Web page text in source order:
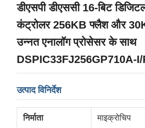
घर
उत्पादों
वीडियो
हमारे बारे में
डीएसपी डीएससी 16-बिट
कंट्रोलर 256KB फ्लैश और
उन्नत एनालॉग प्रोसेसर के साथ
DSPIC33FJ256GP710A-I/
उत्पाद विनिर्देश
निर्माता माइक्रोचिप